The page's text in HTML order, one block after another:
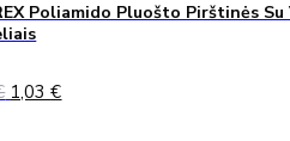
Poliamido Pluošto Pirštinės
Original
1,03€Current